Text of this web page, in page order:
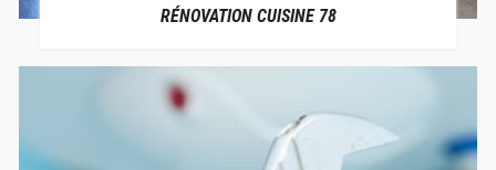
RÉNOVATION CUISINE 78